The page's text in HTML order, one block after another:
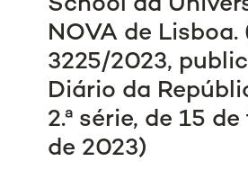
School da
NOVA de Lisboa.
3225/2023,
Diário da
2.ª série, de 15
de 2023)